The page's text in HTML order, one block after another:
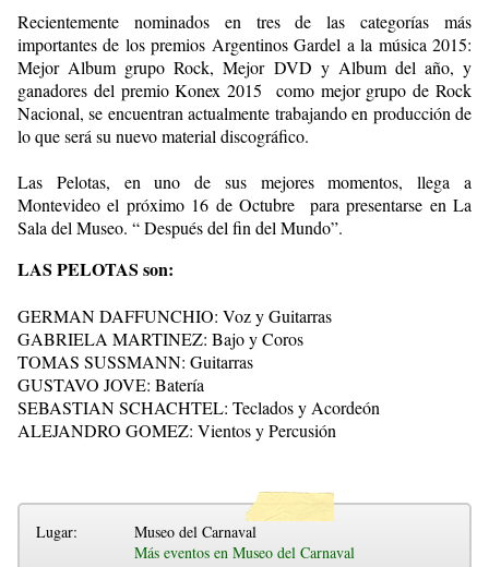
Recientemente nominados en tres de las categorías más
importantes de los premios Argentinos Gardel a la música 2015:
Mejor Album grupo Rock, Mejor DVD y Album del año, y
ganadores del premio Konex 2015 como mejor grupo de Rock
Nacional, se encuentran actualmente trabajando en producción de
lo que será su nuevo material discográfico.
Las Pelotas, en uno de sus mejores momentos, llega a
Montevideo el próximo 16 de Octubre para presentarse en La
Sala del Museo. “ Después del fin del Mundo”.
LAS PELOTAS son:
GERMAN DAFFUNCHIO: Voz y Guitarras
GABRIELA MARTINEZ: Bajo y Coros
TOMAS SUSSMANN: Guitarras
GUSTAVO JOVE: Batería
SEBASTIAN SCHACHTEL: Teclados y Acordeón
ALEJANDRO GOMEZ: Vientos y Percusión
Lugar:
Museo del Carnaval
Más eventos en Museo del Carnaval